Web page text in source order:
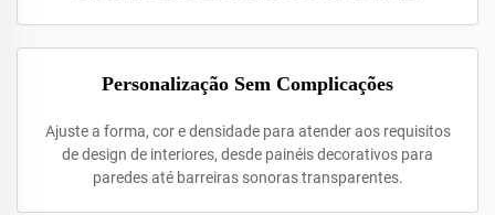
Personalização Sem Complicações
Ajuste a forma, cor e densidade para atender aos requisitos
de design de interiores, desde painéis decorativos para
paredes até barreiras sonoras transparentes.